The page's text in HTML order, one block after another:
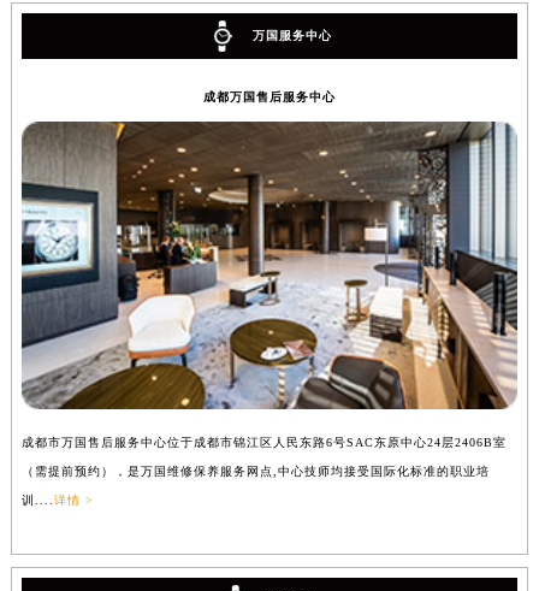
万国服务中心
成都万国售后服务中心
成都市万国售后服务中心位于成都市锦江区人民东路6号SAC东原中心24层2406B室
（需提前预约），是万国维修保养服务网点,中心技师均接受国际化标准的职业培
训.... 详情 >